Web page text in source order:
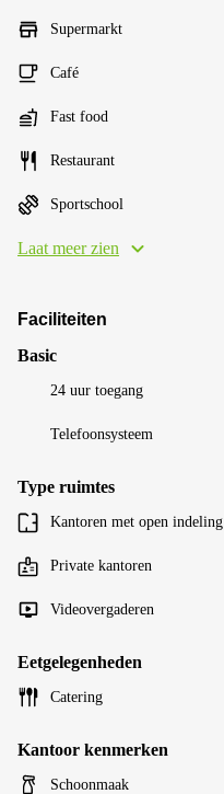
Supermarkt
Café
Fast food
Restaurant
Sportschool
Laat meer zien
Faciliteiten
Basic
24 uur toegang
Telefoonsysteem
Type ruimtes
Kantoren met open indeling
Private kantoren
Videovergaderen
Eetgelegenheden
Catering
Kantoor kenmerken
Schoonmaak